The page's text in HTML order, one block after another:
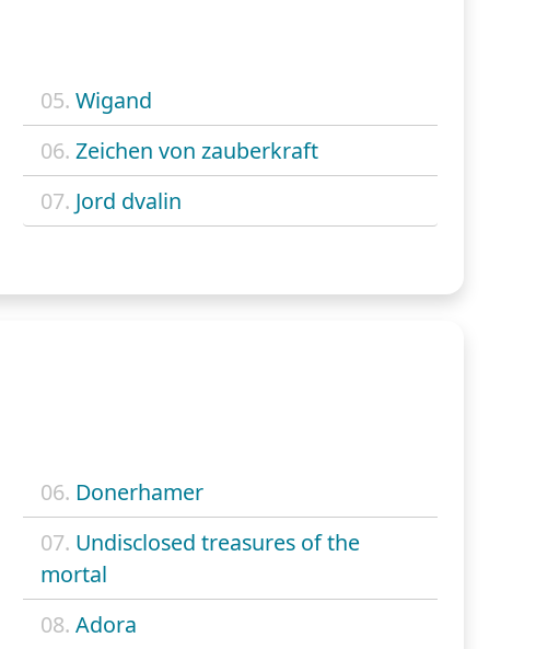
05. Wigand
06. Zeichen von zauberkraft
07. Jord dvalin
06. Donerhamer
07. Undisclosed treasures of the
mortal
08. Adora